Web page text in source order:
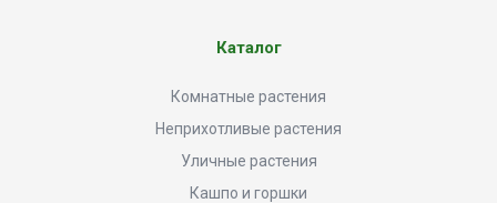
Каталог
Комнатные растения
Неприхотливые растения
Уличные растения
Кашпо и горшки